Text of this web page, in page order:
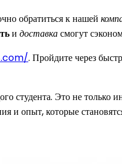
обратиться к нашей
и доставкасмогут
. Пройдите через
студента. Это не только
и опыт, которые